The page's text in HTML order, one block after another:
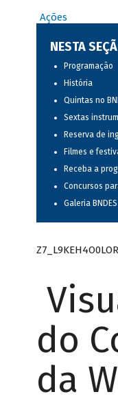
Ações
NESTA
Programação
História
Quintas no
Sextas
Reserva de
Filmes e
Receba a
Concursos
Galeria BNDES
do
da